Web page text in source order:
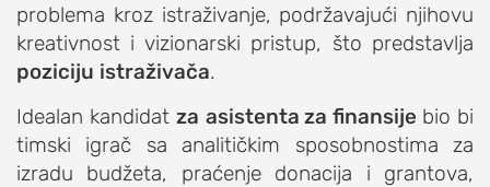
it
kolumna
sdl podkast
STUDENTSKI DNEVNI LIST
problema kroz istraživanje, podržavajući njihovu
kreativnost i vizionarski pristup, što predstavlja
poziciju istraživača.
Idealan kandidat za asistenta za finansije bio bi
timski igrač sa analitičkim sposobnostima za
izradu budžeta, praćenje donacija i grantova,